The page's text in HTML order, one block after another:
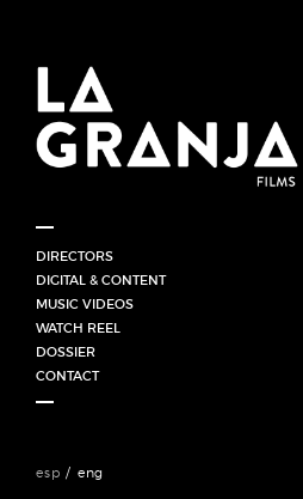
DIRECTORS
HORACIO GOMEZ (UY)
JUAN CORDONI / ARGENTINA
FABRICIO MERIGLIO (ARG)
GABRIEL HORN (BRA)
ANAHÍ SINATRA
DIGITAL & CONTENT
MUSIC VIDEOS
WATCH REEL
DOSSIER
CONTACT
esp eng